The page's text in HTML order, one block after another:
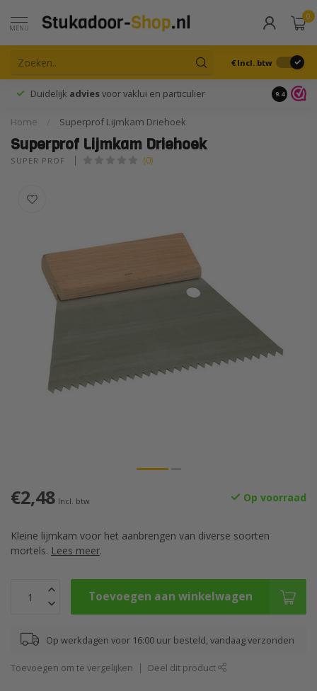
MENU
0
€ Incl. btw
Duidelijk adviesvoor vaklui en particulier 9.4
Home Superprof Lijmkam Driehoek
Superprof Lijmkam Driehoek
SUPER PROF (0)
€2,48 Incl. btw Op voorraad
Kleine lijmkam voor het aanbrengen van diverse soorten
mortels. Lees meer.
Toevoegen aan winkelwagen
Op werkdagen voor 16:00 uur besteld, vandaag verzonden
Toevoegen om te vergelijken Deel dit product